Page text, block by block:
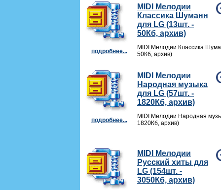
подробнее...
MIDI Мелодии
Классика Шуманн
для LG (13шт. -
50Кб, архив)
MIDI Мелодии Классика
50Кб, архив)
подробнее...
MIDI Мелодии
Народная музыка
для LG (57шт. -
1820Кб, архив)
MIDI Мелодии Народная
1820Кб, архив)
MIDI Мелодии
Русский хиты для
LG (154шт. -
3050Кб, архив)